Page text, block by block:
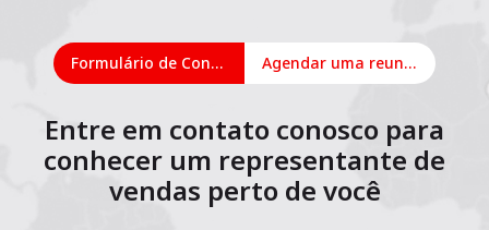
Formulário de Contato Agendar uma reunião on-line
Entre em contato conosco para
conhecer um representante de
vendas perto de você